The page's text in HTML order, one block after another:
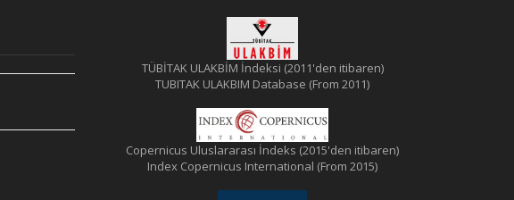
TÜBİTAK ULAKBİM İndeksi (2011'den itibaren)
TUBITAK ULAKBIM Database (From 2011)
Copernicus Uluslararası İndeks (2015'den itibaren)
Index Copernicus International (From 2015)